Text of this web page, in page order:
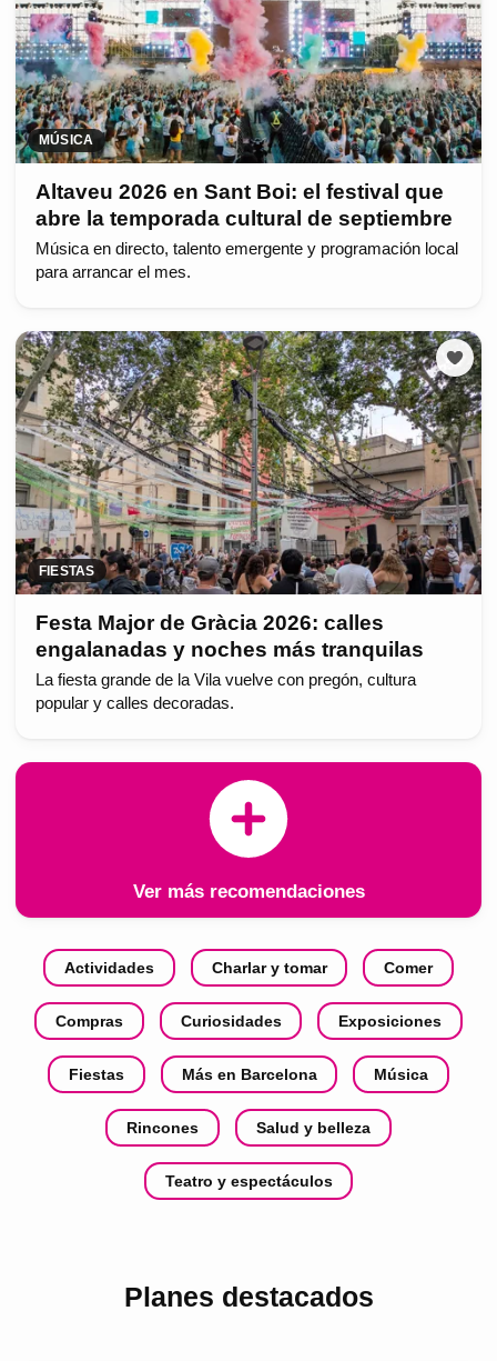
MÚSICA
Altaveu 2026 en Sant Boi: el festival que
abre la temporada cultural de septiembre
Música en directo, talento emergente y programación local
para arrancar el mes.
FIESTAS
Festa Major de Gràcia 2026: calles
engalanadas y noches más tranquilas
La fiesta grande de la Vila vuelve con pregón, cultura
popular y calles decoradas.
Ver más recomendaciones
Actividades Charlar y tomar Comer
Compras Curiosidades Exposiciones
Fiestas Más en Barcelona Música
Rincones Salud y belleza
Teatro y espectáculos
Planes destacados